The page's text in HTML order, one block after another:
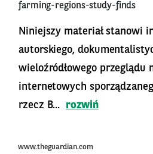
farming-regions-study-finds
Niniejszy materiał stanowi
autorskiego,
wieloźródłowego przeglądu
internetowych
rzecz B...
rozwiń
www.theguardian.com